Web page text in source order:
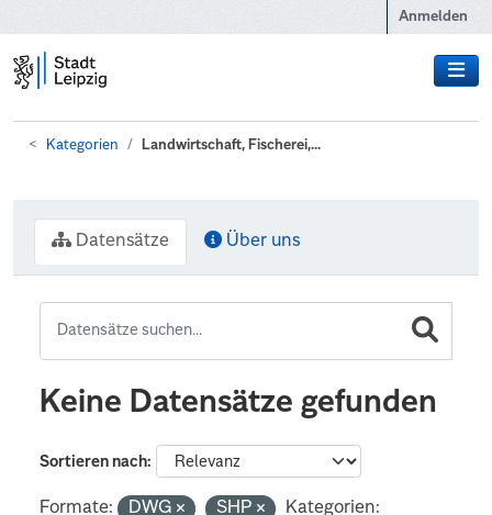
Anmelden
Kategorien Landwirtschaft, Fischerei,...
Datensätze Über uns
Keine Datensätze gefunden
Sortieren nach
Formate: DWG SHP
Kategorien: